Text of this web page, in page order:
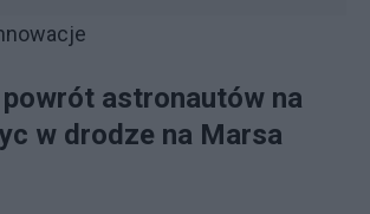
powrót astronautów na
w drodze na Marsa